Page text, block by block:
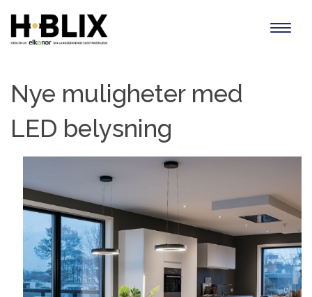
Nye muligheter med
LED belysning